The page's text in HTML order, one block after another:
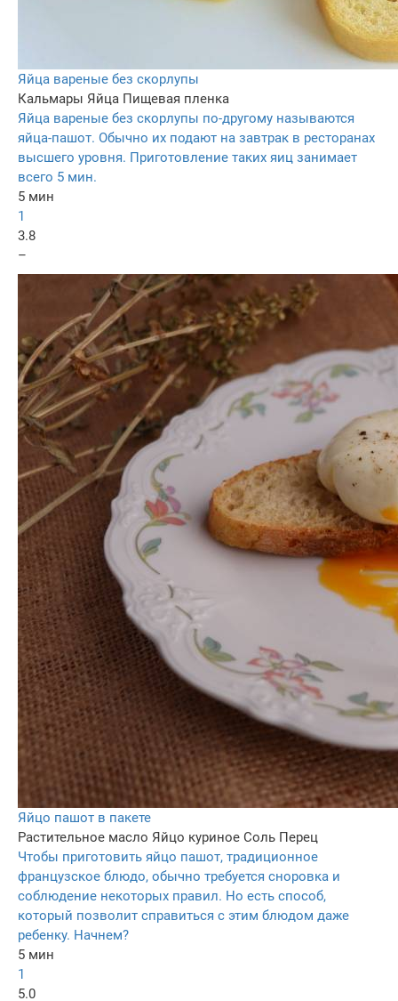
Яйца вареные без скорлупы
Кальмары Яйца Пищевая пленка
Яйца вареные без скорлупы по-другому называются
яйца-пашот. Обычно их подают на завтрак в ресторанах
высшего уровня. Приготовление таких яиц занимает
всего 5 мин.
5 мин
1
3.8
–
Яйцо пашот в пакете
Растительное масло Яйцо куриное Соль Перец
Чтобы приготовить яйцо пашот, традиционное
французское блюдо, обычно требуется сноровка и
соблюдение некоторых правил. Но есть способ,
который позволит справиться с этим блюдом даже
ребенку. Начнем?
5 мин
1
5.0